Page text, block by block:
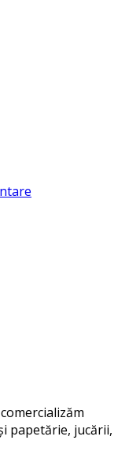
papetărie, jucării,